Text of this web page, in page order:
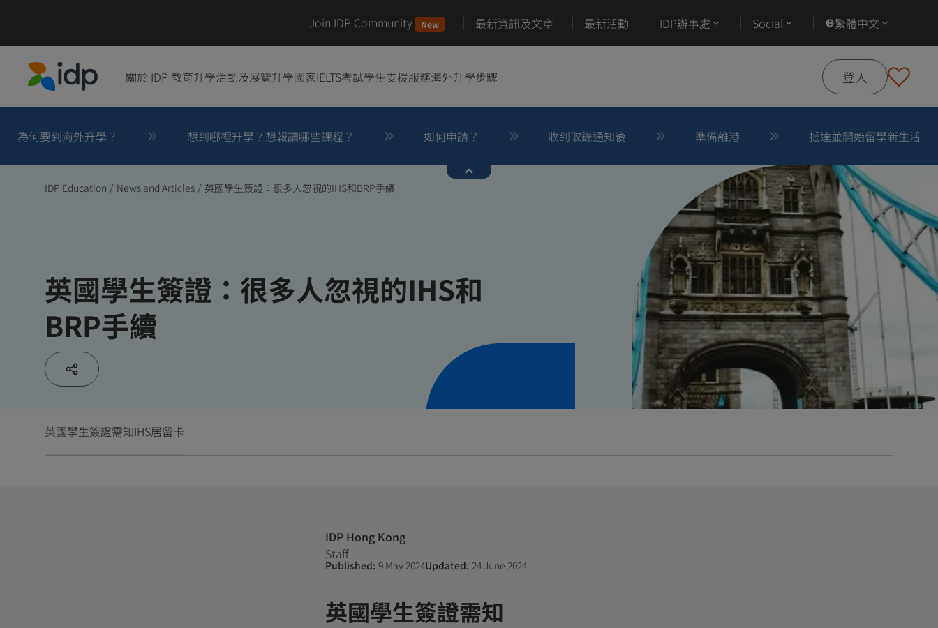
Join IDP Community New 最新資訊及文章 最新活動 IDP辦事處 Social 繁體中文
關於 IDP 教育升學活動及展覽升學國家IELTS考試學生支援服務海外升學步驟 登入
為何要到海外升學？ 想到哪裡升學？想報讀哪些課程？ 如何申請？ 收到取錄通知後 準備離港 抵達並開始留學新生活
IDP Education / News and Articles / 英國學生簽證：很多人忽視的IHS和BRP手續
英國學生簽證：很多人忽視的IHS和
BRP手續
英國學生簽證需知IHS居留卡
IDP Hong Kong
Staff
Published: 9 May 2024Updated: 24 June 2024
英國學生簽證需知